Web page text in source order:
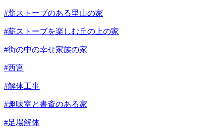
#薪ストーブのある里山の家
#薪ストーブを楽しむ丘の上の家
#街の中の幸せ家族の家
#西宮
#解体工事
#趣味室と書斎のある家
#足場解体